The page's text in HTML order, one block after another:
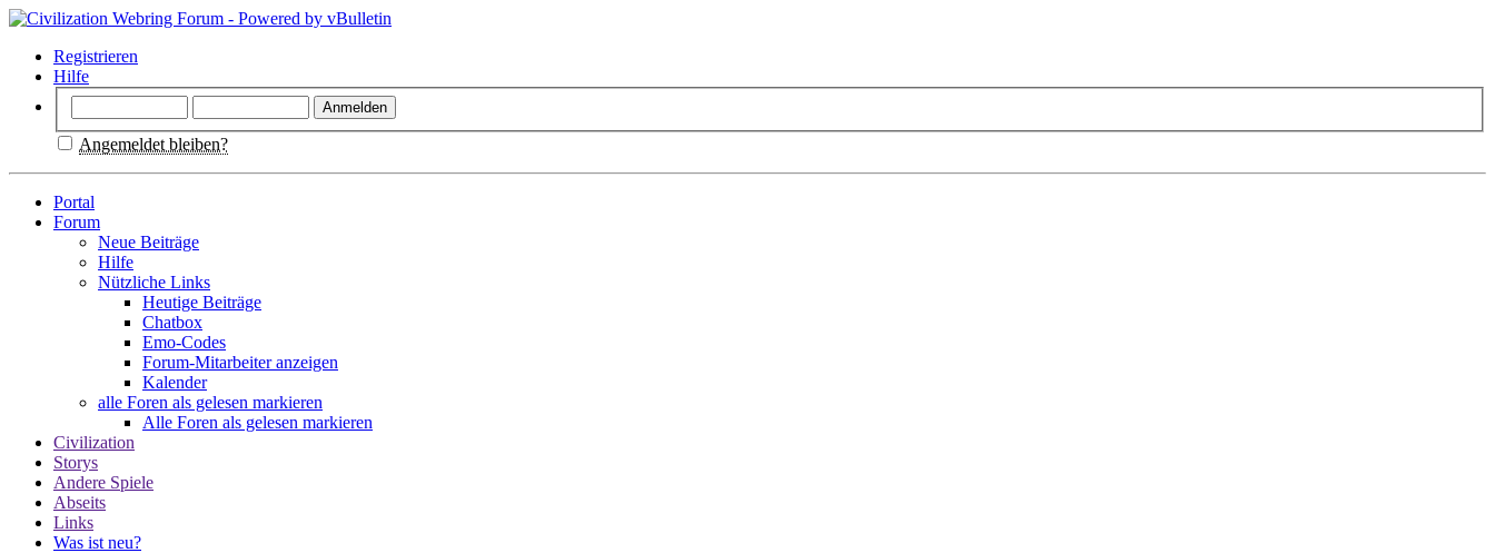
Registrieren
Hilfe
Angemeldet bleiben?
Portal
Forum
Neue Beiträge
Hilfe
Nützliche Links
Heutige Beiträge
Chatbox
Emo-Codes
Forum-Mitarbeiter anzeigen
Kalender
alle Foren als gelesen markieren
Alle Foren als gelesen markieren
Civilization
Storys
Andere Spiele
Abseits
Links
Was ist neu?